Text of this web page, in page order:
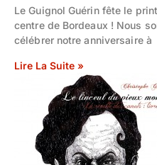
Le Guignol Guérin fête le
centre de Bordeaux ! Nous
célébrer notre anniversaire à
Lire La Suite »